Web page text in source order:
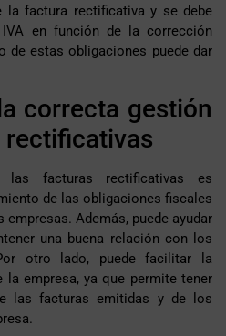
la factura rectificativa y se debe
en función de la corrección
de estas obligaciones puede dar
correcta gestión
rectificativas
facturas rectificativas es
de las obligaciones fiscales
empresas. Además, puede ayudar
una buena relación con los
otro lado, puede facilitar la
empresa, ya que permite tener
las facturas emitidas y de los